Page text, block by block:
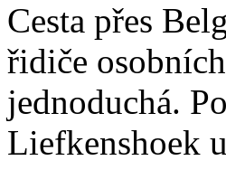
Cesta přes
řidiče
jednoduchá.
Liefkenshoek